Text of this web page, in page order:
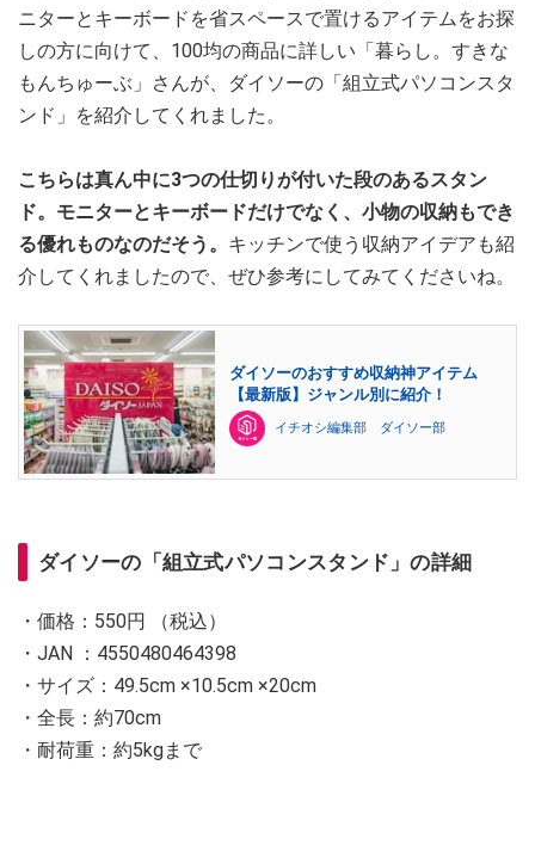
ニターとキーボードを省スペースで置けるアイテムをお探
しの方に向けて、100均の商品に詳しい「暮らし。すきな
もんちゅーぶ」さんが、ダイソーの「組立式パソコンスタ
ンド」を紹介してくれました。
こちらは真ん中に3つの仕切りが付いた段のあるスタン
ド。モニターとキーボードだけでなく、小物の収納もでき
る優れものなのだそう。 キッチンで使う収納アイデアも紹
介してくれましたので、ぜひ参考にしてみてくださいね。
ダイソーのおすすめ収納神アイテム
【最新版】ジャンル別に紹介！
イチオシ編集部 ダイソー部
ダイソーの「組立式パソコンスタンド」の詳細
・価格：550円 （税込）
・JAN ：4550480464398
・サイズ：49.5cm ×10.5cm ×20cm
・全長：約70cm
・耐荷重：約5kgまで